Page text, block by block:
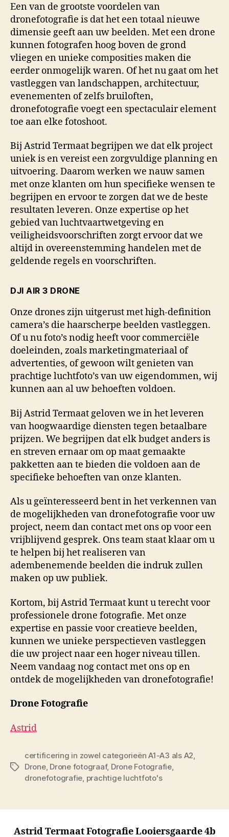
Een van de grootste voordelen van
dronefotografie is dat het een totaal nieuwe
dimensie geeft aan uw beelden. Met een drone
kunnen fotografen hoog boven de grond
vliegen en unieke composities maken die
eerder onmogelijk waren. Of het nu gaat om het
vastleggen van landschappen, architectuur,
evenementen of zelfs bruiloften,
dronefotografie voegt een spectaculair element
toe aan elke fotoshoot.
Bij Astrid Termaat begrijpen we dat elk project
uniek is en vereist een zorgvuldige planning en
uitvoering. Daarom werken we nauw samen
met onze klanten om hun specifieke wensen te
begrijpen en ervoor te zorgen dat we de beste
resultaten leveren. Onze expertise op het
gebied van luchtvaartwetgeving en
veiligheidsvoorschriften zorgt ervoor dat we
altijd in overeenstemming handelen met de
geldende regels en voorschriften.
DJI AIR 3 DRONE
Onze drones zijn uitgerust met high-definition
camera’s die haarscherpe beelden vastleggen.
Of u nu foto’s nodig heeft voor commerciële
doeleinden, zoals marketingmateriaal of
advertenties, of gewoon wilt genieten van
prachtige luchtfoto’s van uw eigendommen, wij
kunnen aan al uw behoeften voldoen.
Bij Astrid Termaat geloven we in het leveren
van hoogwaardige diensten tegen betaalbare
prijzen. We begrijpen dat elk budget anders is
en streven ernaar om op maat gemaakte
pakketten aan te bieden die voldoen aan de
specifieke behoeften van onze klanten.
Als u geïnteresseerd bent in het verkennen van
de mogelijkheden van dronefotografie voor uw
project, neem dan contact met ons op voor een
vrijblijvend gesprek. Ons team staat klaar om u
te helpen bij het realiseren van
adembenemende beelden die indruk zullen
maken op uw publiek.
Kortom, bij Astrid Termaat kunt u terecht voor
professionele drone fotografie. Met onze
expertise en passie voor creatieve beelden,
kunnen we unieke perspectieven vastleggen
die uw project naar een hoger niveau tillen.
Neem vandaag nog contact met ons op en
ontdek de mogelijkheden van dronefotografie!
Drone Fotografie
Astrid
Tags
certificering in zowel categorieën A1-A3 als A2,
Drone, Drone fotograaf, Drone Fotografie,
dronefotografie, prachtige luchtfoto's
Astrid Termaat Fotografie Looiersgaarde 4b